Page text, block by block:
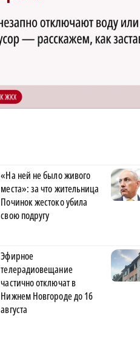
«На ней не было живого
места»: за что жительница
Починок жестоко убила
свою подругу
Эфирное
телерадиовещание
частично отключат в
Нижнем Новгороде до 16
августа